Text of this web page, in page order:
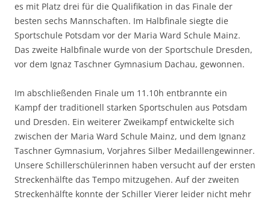
es mit Platz drei für die Qualifikation in das Finale der
besten sechs Mannschaften. Im Halbfinale siegte die
Sportschule Potsdam vor der Maria Ward Schule Mainz.
Das zweite Halbfinale wurde von der Sportschule Dresden,
vor dem Ignaz Taschner Gymnasium Dachau, gewonnen.
Im abschließenden Finale um 11.10h entbrannte ein
Kampf der traditionell starken Sportschulen aus Potsdam
und Dresden. Ein weiterer Zweikampf entwickelte sich
zwischen der Maria Ward Schule Mainz, und dem Ignanz
Taschner Gymnasium, Vorjahres Silber Medaillengewinner.
Unsere Schillerschülerinnen haben versucht auf der ersten
Streckenhälfte das Tempo mitzugehen. Auf der zweiten
Streckenhälfte konnte der Schiller Vierer leider nicht mehr